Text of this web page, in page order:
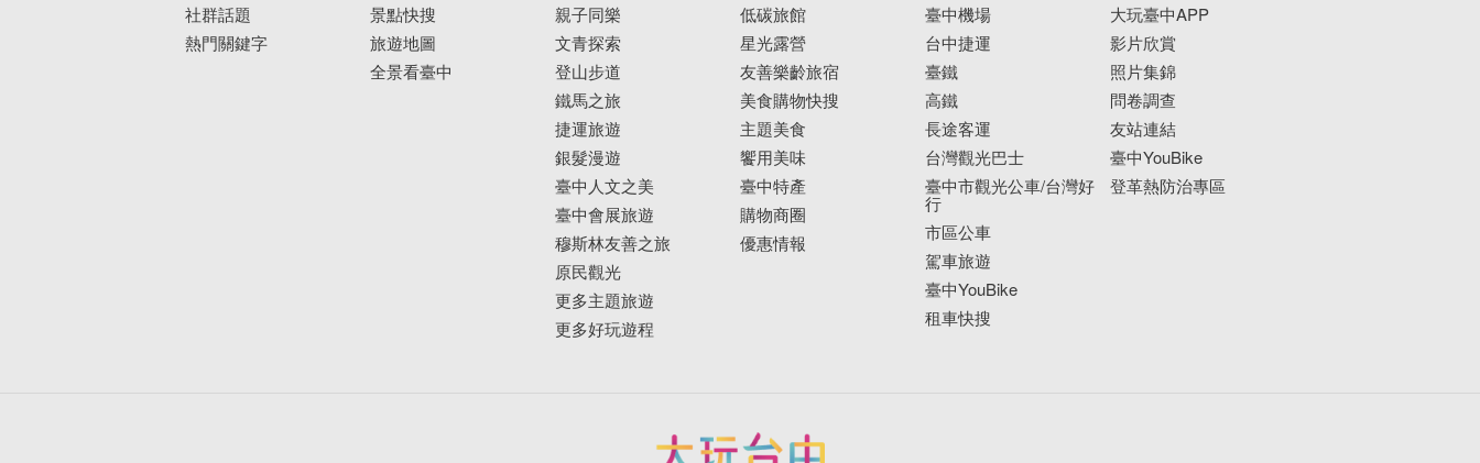
社群話題
熱門關鍵字
景點快搜
旅遊地圖
全景看臺中
親子同樂
文青探索
登山步道
鐵馬之旅
捷運旅遊
銀髮漫遊
臺中人文之美
臺中會展旅遊
穆斯林友善之旅
原民觀光
更多主題旅遊
更多好玩遊程
低碳旅館
星光露營
友善樂齡旅宿
美食購物快搜
主題美食
饗用美味
臺中特產
購物商圈
優惠情報
臺中機場
台中捷運
臺鐵
高鐵
長途客運
台灣觀光巴士
臺中市觀光公車/台灣好
行
市區公車
駕車旅遊
臺中YouBike
租車快搜
大玩臺中APP
影片欣賞
照片集錦
問卷調查
友站連結
臺中YouBike
登革熱防治專區